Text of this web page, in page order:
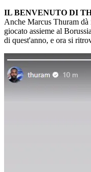
IL BENVENUTO DI
Anche Marcus Thuram
giocato assieme al
di quest'anno, e ora si